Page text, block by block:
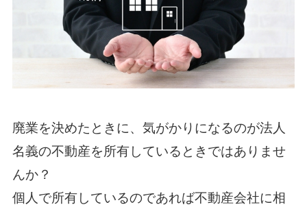
廃業を決めたときに、気がかりになるのが法人
名義の不動産を所有しているときではありませ
んか？
個人で所有しているのであれば不動産会社に相